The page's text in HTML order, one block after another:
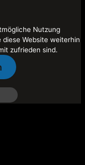
Nutzung
diese Website weiterhin
zufrieden sind.